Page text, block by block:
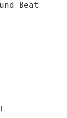
Beat